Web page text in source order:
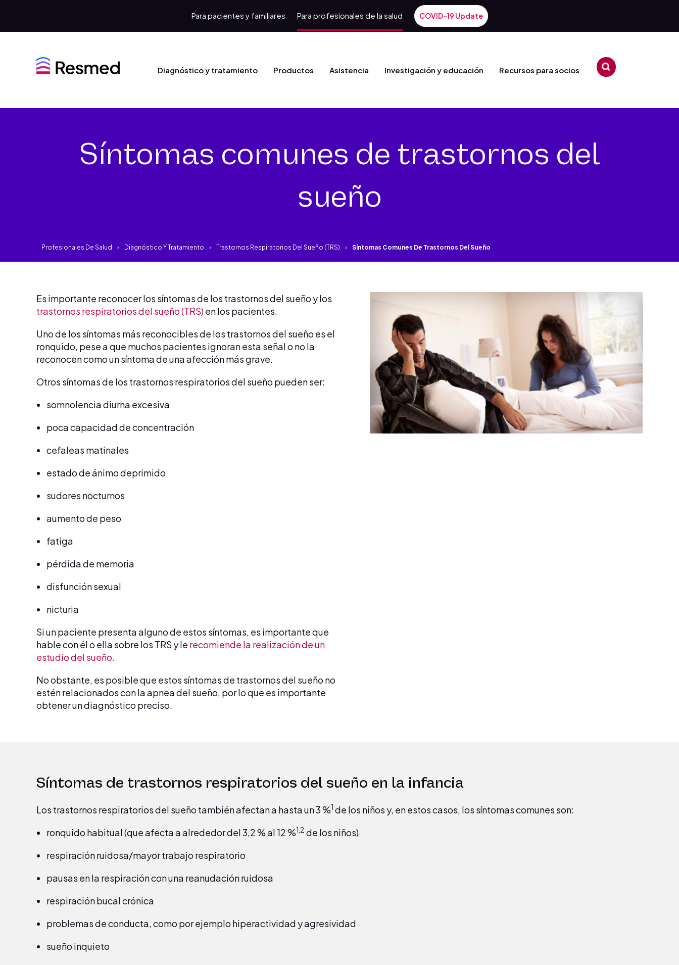
Para pacientes y familiares Para profesionales de la salud COVID-19 Update
Diagnóstico y tratamiento Productos Asistencia Investigación y educación Recursos para socios
Síntomas comunes de trastornos del
sueño
Profesionales De Salud Diagnóstico Y Tratamiento Trastornos Respiratorios Del Sueño (TRS) Síntomas Comunes De Trastornos Del Sueño
Es importante reconocer los síntomas de los trastornos del sueño y los
trastornos respiratorios del sueño (TRS) en los pacientes.
Uno de los síntomas más reconocibles de los trastornos del sueño es el
ronquido, pese a que muchos pacientes ignoran esta señal o no la
reconocen como un síntoma de una afección más grave.
Otros síntomas de los trastornos respiratorios del sueño pueden ser:
somnolencia diurna excesiva
poca capacidad de concentración
cefaleas matinales
estado de ánimo deprimido
sudores nocturnos
aumento de peso
fatiga
pérdida de memoria
disfunción sexual
nicturia
Si un paciente presenta alguno de estos síntomas, es importante que
hable con él o ella sobre los TRS y le recomiende la realización de un
estudio del sueño.
No obstante, es posible que estos síntomas de trastornos del sueño no
estén relacionados con la apnea del sueño, por lo que es importante
obtener un diagnóstico preciso.
Síntomas de trastornos respiratorios del sueño en la infancia
Los trastornos respiratorios del sueño también afectan a hasta un 3 %1 de los niños y, en estos casos, los síntomas comunes son:
ronquido habitual (que afecta a alrededor del 3,2 % al 12 %1,2 de los niños)
respiración ruidosa/mayor trabajo respiratorio
pausas en la respiración con una reanudación ruidosa
respiración bucal crónica
problemas de conducta, como por ejemplo hiperactividad y agresividad
sueño inquieto